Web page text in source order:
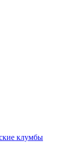
клумбы